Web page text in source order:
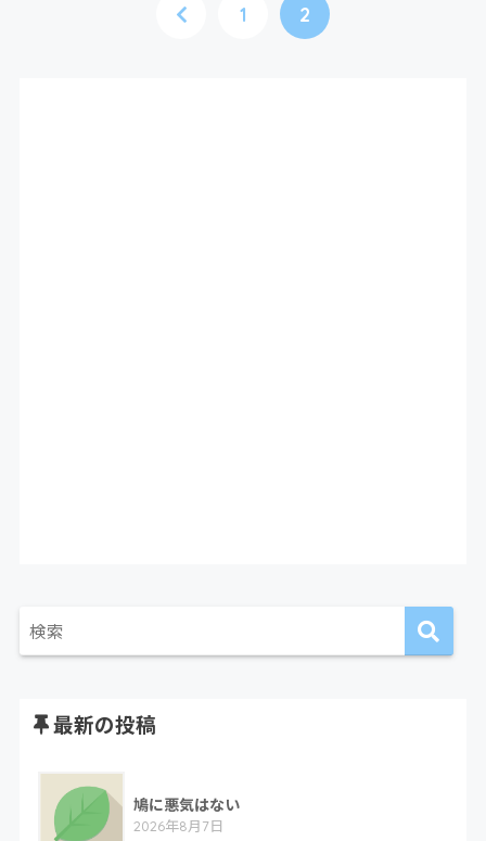
1 2
最新の投稿
鳩に悪気はない
2026年8月7日